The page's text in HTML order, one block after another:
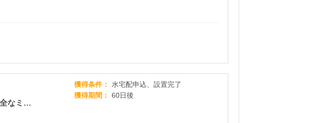
アルピナウォーターがお届けする、安心・安全なミネラルウォーター宅配サービス
獲得条件
水宅配申込、設置完了
獲得期間
60日後